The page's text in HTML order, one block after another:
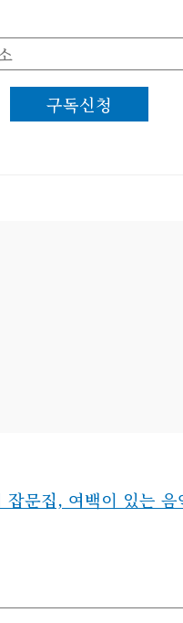
구독신청
잡문집, 여백이 있는